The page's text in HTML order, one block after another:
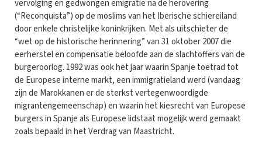
vervolging en gedwongen emigratie na de herovering
(“Reconquista”) op de moslims van het Iberische schiereiland
door enkele christelijke koninkrijken. Met als uitschieter de
“wet op de historische herinnering” van 31 oktober 2007 die
eerherstel en compensatie beloofde aan de slachtoffers van de
burgeroorlog. 1992 was ook het jaar waarin Spanje toetrad tot
de Europese interne markt, een immigratieland werd (vandaag
zijn de Marokkanen er de sterkst vertegenwoordigde
migrantengemeenschap) en waarin het kiesrecht van Europese
burgers in Spanje als Europese lidstaat mogelijk werd gemaakt
zoals bepaald in het Verdrag van Maastricht.